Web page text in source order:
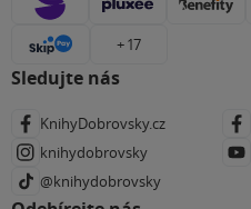
+ 17
Sledujte nás
KnihyDobrovsky.cz
knihydobrovsky
@knihydobrovsky